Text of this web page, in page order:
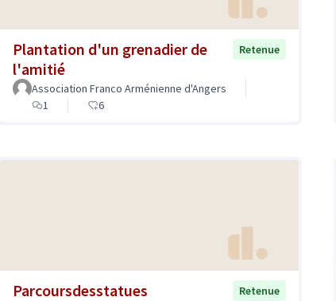
Plantation d'un grenadier de
l'amitié
Retenue
Association Franco Arménienne d'Angers
1
6
Parcoursdesstatues Retenue